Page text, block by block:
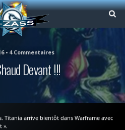
• 4 Commentaires
Devant !!!
Titania arrive bientôt dans Warframe avec
».